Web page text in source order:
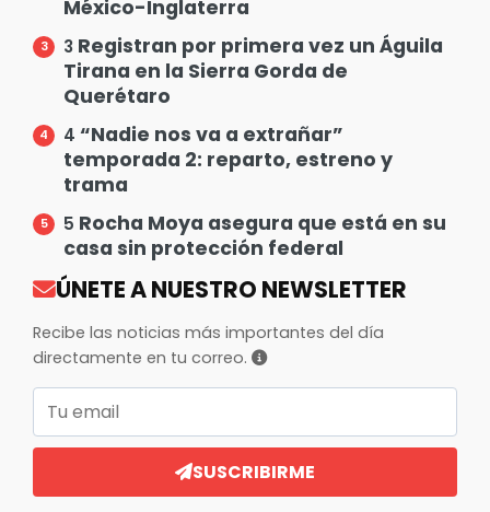
México-Inglaterra
3 Registran por primera vez un Águila
Tirana en la Sierra Gorda de
Querétaro
4 “Nadie nos va a extrañar”
temporada 2: reparto, estreno y
trama
5 Rocha Moya asegura que está en su
casa sin protección federal
ÚNETE A NUESTRO NEWSLETTER
Recibe las noticias más importantes del día
directamente en tu correo.
Correo electrónico
SUSCRIBIRME